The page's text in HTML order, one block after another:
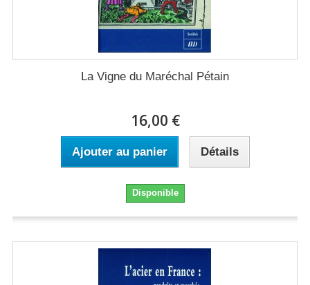
La Vigne du Maréchal Pétain
16,00 €
Ajouter au panier Détails
Disponible